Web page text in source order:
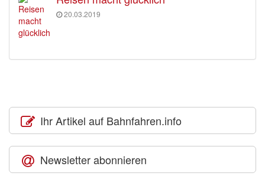
20.03.2019
Ihr Artikel auf Bahnfahren.info
Newsletter abonnieren